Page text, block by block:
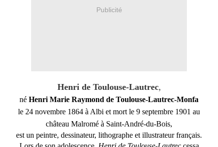
Publicité
Henri de Toulouse-Lautrec,
né Henri Marie Raymond de Toulouse-Lautrec-Monfa
le 24 novembre 1864 à Albi et mort le 9 septembre 1901 au
château Malromé à Saint-André-du-Bois,
est un peintre, dessinateur, lithographe et illustrateur français.